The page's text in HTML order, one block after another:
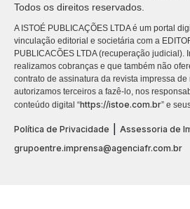
Todos os direitos reservados.
A ISTOÉ PUBLICAÇÕES LTDA é um portal
vinculação editorial e societária com a
PUBLICACÕES LTDA (recuperação judicial).
realizamos cobranças e que também não
contrato de assinatura da revista impressa de
autorizamos terceiros a fazê-lo, nos
conteúdo digital “https://istoe.com.br” e
Política de Privacidade
Assessoria de
grupoentre.imprensa@agenciafr.com.br